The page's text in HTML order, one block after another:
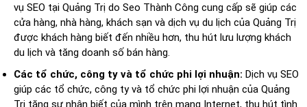
vụ SEO tại Quảng Trị do Seo Thành Công cung cấp sẽ giúp các
cửa hàng, nhà hàng, khách sạn và dịch vụ du lịch của Quảng Trị
được khách hàng biết đến nhiều hơn, thu hút lưu lượng khách
du lịch và tăng doanh số bán hàng.
Các tổ chức, công ty và tổ chức phi lợi nhuận: Dịch vụ SEO
giúp các tổ chức, công ty và tổ chức phi lợi nhuận của Quảng
Trị tăng sự nhận biết của mình trên mạng Internet, thu hút tình